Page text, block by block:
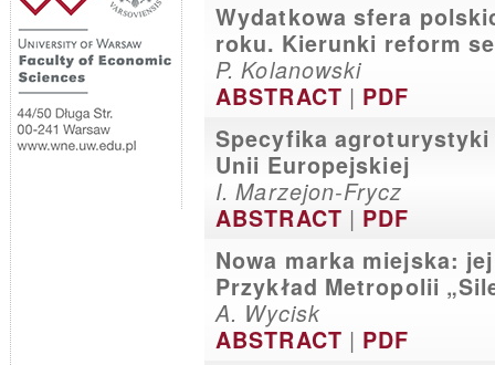
Wydatkowa sfera
roku. Kierunki reform
P. Kolanowski
ABSTRACT | PDF
Specyfika
Unii Europejskiej
I. Marzejon-Frycz
ABSTRACT | PDF
Nowa marka miejska:
Przykład Metropolii
A. Wycisk
ABSTRACT | PDF